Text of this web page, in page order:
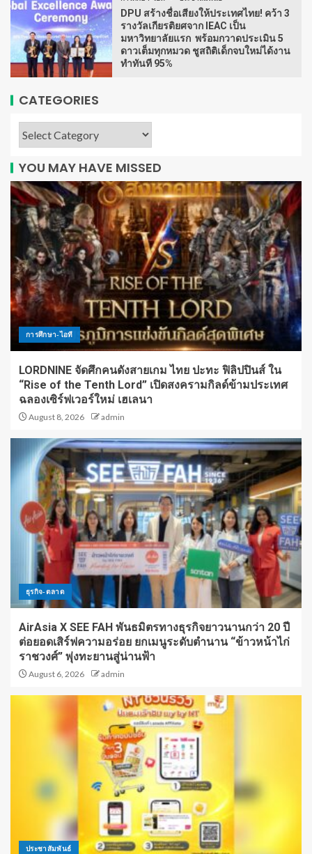
DPU สร้างชื่อเสียงให้ประเทศไทย! คว้า 3
รางวัลเกียรติยศจาก IEAC เป็น
มหาวิทยาลัยแรก พร้อมกวาดประเมิน 5
ดาวเต็มทุกหมวด ชูสถิติเด็กจบใหม่ได้งาน
ทำทันที 95%
CATEGORIES
YOU MAY HAVE MISSED
การศึกษา-ไอที
LORDNINE จัดศึกคนดังสายเกม ไทย ปะทะ ฟิลิปปินส์ ใน
“Rise of the Tenth Lord” เปิดสงครามกิลด์ข้ามประเทศ
ฉลองเซิร์ฟเวอร์ใหม่ เฮเลนา
August 8, 2026 admin
ธุรกิจ-ตลาด
AirAsia X SEE FAH พันธมิตรทางธุรกิจยาวนานกว่า 20 ปี
ต่อยอดเสิร์ฟความอร่อย ยกเมนูระดับตำนาน “ข้าวหน้าไก่
ราชวงศ์” พุ่งทะยานสู่น่านฟ้า
August 6, 2026 admin
ประชาสัมพันธ์